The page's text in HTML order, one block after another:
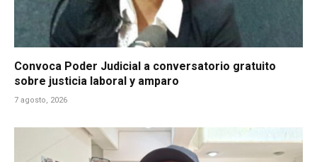
Convoca Poder Judicial a conversatorio gratuito
sobre justicia laboral y amparo
7 agosto, 2026